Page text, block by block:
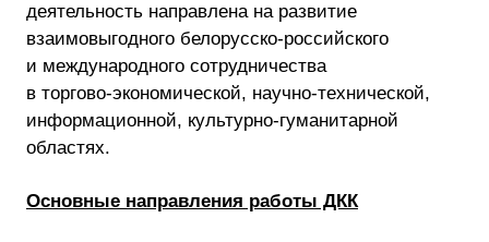
деятельность направлена на развитие
взаимовыгодного белорусско-российского
и международного сотрудничества
в торгово-экономической, научно-технической,
информационной, культурно-гуманитарной
областях.
Основные направления работы ДКК